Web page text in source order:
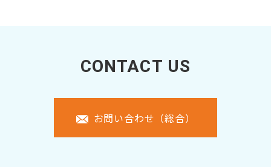
CONTACT US
お問い合わせ（総合）